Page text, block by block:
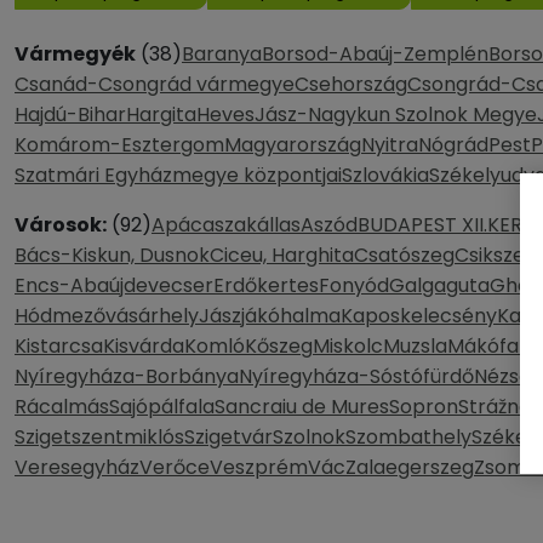
Vármegyék (38)BaranyaBorsod-Abaúj-Zemplén
Csanád-Csongrád vármegyeCsehországCsongrád-
Hajdú-BiharHargitaHevesJász-Nagykun Szolnok Megye
Komárom-EsztergomMagyarországNyitraNógrádPest
Szatmári Egyházmegye központjaiSzlovákia
Városok: (92)ApácaszakállasAszódBUDAPEST XII.KER.
Bács-Kiskun, DusnokCiceu, HarghitaCsatószeg
Encs-AbaújdevecserErdőkertesFonyódGalgaguta
HódmezővásárhelyJászjákóhalmaKaposkelecsény
KistarcsaKisvárdaKomlóKőszegMiskolcMuzslaMákófalva
Nyíregyháza-BorbányaNyíregyháza-SóstófürdőNézsa
RácalmásSajópálfalaSancraiu de MuresSopronStrážne
SzigetszentmiklósSzigetvárSzolnokSzombathely
VeresegyházVerőceVeszprémVácZalaegerszeg